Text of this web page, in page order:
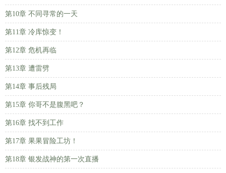
第10章 不同寻常的一天
第11章 冷库惊变！
第12章 危机再临
第13章 遭雷劈
第14章 事后残局
第15章 你哥不是腹黑吧？
第16章 找不到工作
第17章 果果冒险工坊！
第18章 银发战神的第一次直播